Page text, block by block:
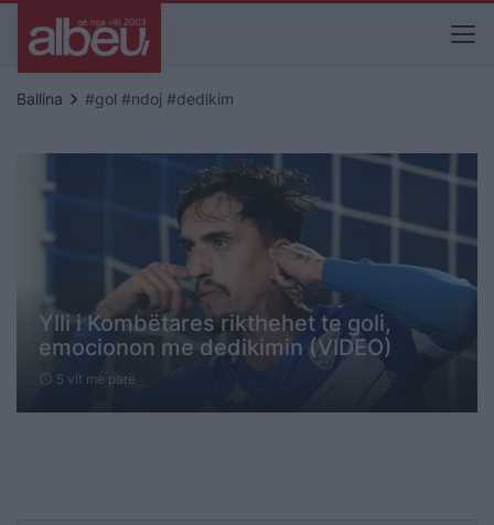
Ballina keyboard_arrow_right #gol #ndoj #dedikim
Ylli i Kombëtares rikthehet te goli,
emocionon me dedikimin (VIDEO)
schedule 5 vit me parë